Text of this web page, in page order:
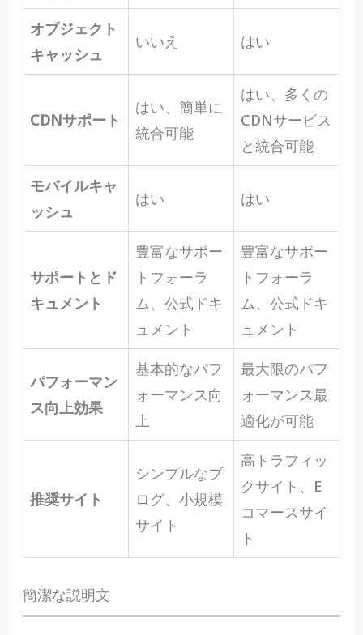
オブジェクト
キャッシュ
いいえ はい
CDNサポート
はい、簡単に
統合可能
はい、多くの
CDNサービス
と統合可能
モバイルキャ
ッシュ
はい はい
サポートとド
キュメント
豊富なサポー
トフォーラ
ム、公式ドキ
ュメント
豊富なサポー
トフォーラ
ム、公式ドキ
ュメント
パフォーマン
ス向上効果
基本的なパフ
ォーマンス向
上
最大限のパフ
ォーマンス最
適化が可能
推奨サイト
シンプルなブ
ログ、小規模
サイト
高トラフィッ
クサイト、E
コマースサイ
ト
簡潔な説明文